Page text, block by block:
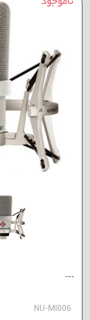
---
NU-MI006